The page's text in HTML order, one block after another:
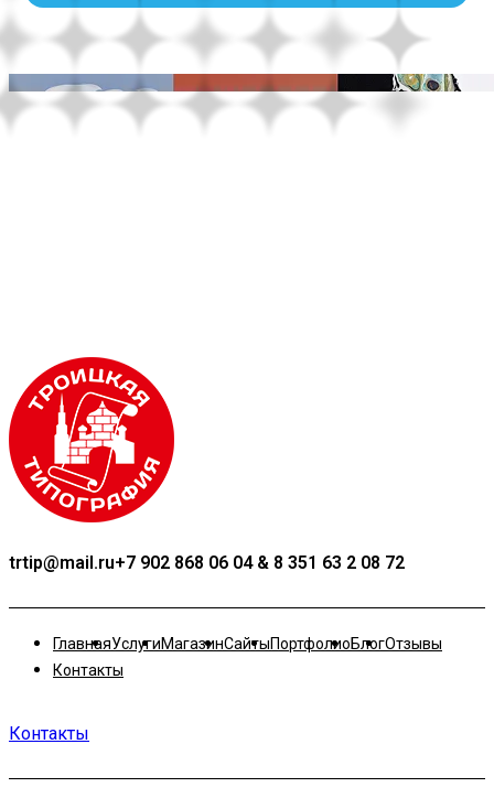
trtip@mail.ru+7 902 868 06 04 & 8 351 63 2 08 72
ГлавнаяУслугиМагазинСайтыПортфолиоБлогОтзывы
Контакты
Контакты